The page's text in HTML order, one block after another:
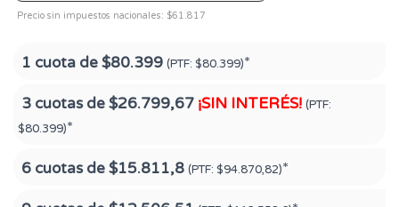
Precio sin impuestos nacionales: $61.817
1 cuota de$80.399 (PTF: $80.399)*
3 cuotas de$26.799,67 ¡SIN INTERÉS! (PTF:
$80.399)*
6 cuotas de$15.811,8 (PTF: $94.870,82)*